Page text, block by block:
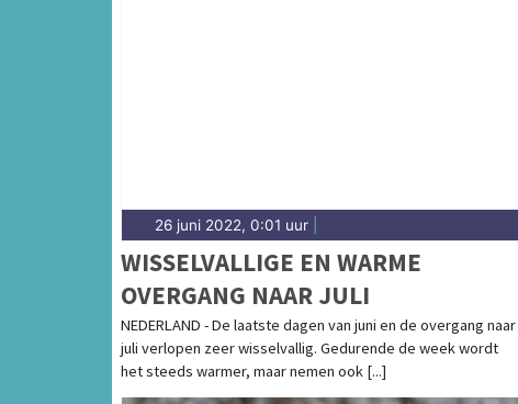
26 juni 2022, 0:01 uur
WISSELVALLIGE EN WARME
OVERGANG NAAR JULI
NEDERLAND - De laatste dagen van juni en de overgang naar
juli verlopen zeer wisselvallig. Gedurende de week wordt
het steeds warmer, maar nemen ook [...]